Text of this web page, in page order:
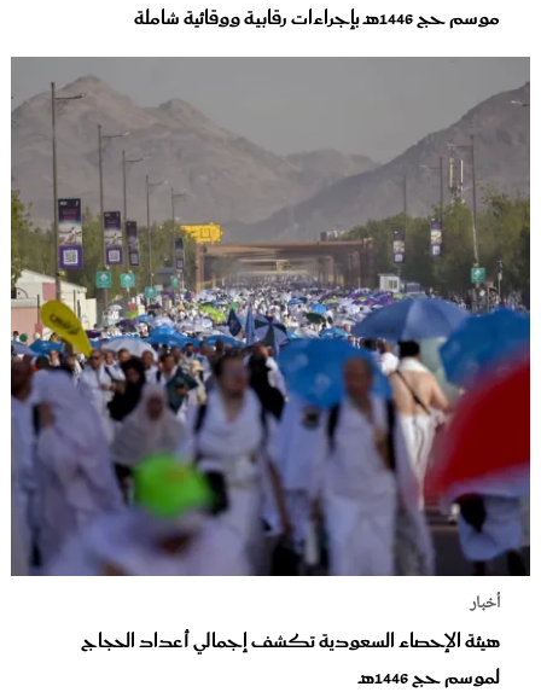
موسم حج 1446هـ بإجراءات رقابية ووقائية شاملة
أخبار
هيئة الإحصاء السعودية تكشف إجمالي أعداد الحجاج
لموسم حج 1446هـ